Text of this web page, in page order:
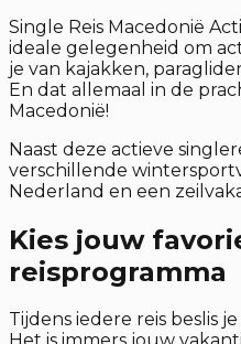
Single Reis Macedonië
ideale gelegenheid om
je van kajakken,
En dat allemaal in de
Macedonië!
Naast deze actieve
verschillende
Nederland en een
Kies jouw
reisprogramma
Tijdens iedere reis beslis